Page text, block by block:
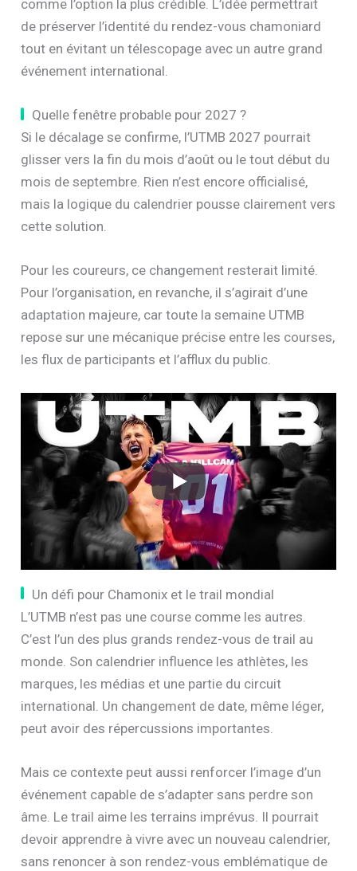
comme l’option la plus crédible. L’idée permettrait
de préserver l’identité du rendez-vous chamoniard
tout en évitant un télescopage avec un autre grand
événement international.
Quelle fenêtre probable pour 2027 ?
Si le décalage se confirme, l’UTMB 2027 pourrait
glisser vers la fin du mois d’août ou le tout début du
mois de septembre. Rien n’est encore officialisé,
mais la logique du calendrier pousse clairement vers
cette solution.
Pour les coureurs, ce changement resterait limité.
Pour l’organisation, en revanche, il s’agirait d’une
adaptation majeure, car toute la semaine UTMB
repose sur une mécanique précise entre les courses,
les flux de participants et l’afflux du public.
Un défi pour Chamonix et le trail mondial
L’UTMB n’est pas une course comme les autres.
C’est l’un des plus grands rendez-vous de trail au
monde. Son calendrier influence les athlètes, les
marques, les médias et une partie du circuit
international. Un changement de date, même léger,
peut avoir des répercussions importantes.
Mais ce contexte peut aussi renforcer l’image d’un
événement capable de s’adapter sans perdre son
âme. Le trail aime les terrains imprévus. Il pourrait
devoir apprendre à vivre avec un nouveau calendrier,
sans renoncer à son rendez-vous emblématique de